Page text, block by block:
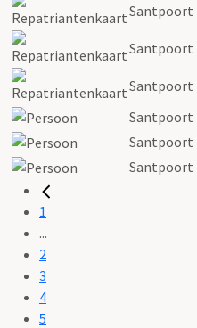
Santpoort
Santpoort
Santpoort
Santpoort
Santpoort
Santpoort
1
...
2
3
4
5